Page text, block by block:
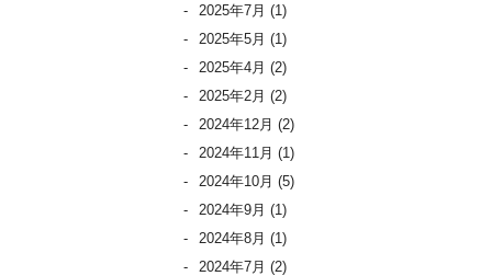
2025年7月 (1)
2025年5月 (1)
2025年4月 (2)
2025年2月 (2)
2024年12月 (2)
2024年11月 (1)
2024年10月 (5)
2024年9月 (1)
2024年8月 (1)
2024年7月 (2)